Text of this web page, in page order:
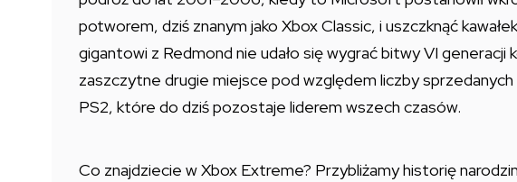
potworem, dziś znanym jako Xbox Classic, i uszczknąć
gigantowi z Redmond nie udało się wygrać bitwy VI generacji
zaszczytne drugie miejsce pod względem liczby
PS2, które do dziś pozostaje liderem wszech czasów.
Co znajdziecie w Xbox Extreme? Przybliżamy historię